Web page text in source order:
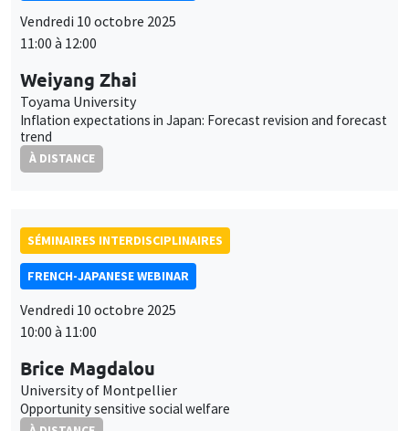
Vendredi 10 octobre 2025
11:00 à 12:00
Weiyang Zhai
Toyama University
Inflation expectations in Japan: Forecast revision and forecast
trend
À DISTANCE
SÉMINAIRES INTERDISCIPLINAIRES
FRENCH-JAPANESE WEBINAR
Vendredi 10 octobre 2025
10:00 à 11:00
Brice Magdalou
University of Montpellier
Opportunity sensitive social welfare